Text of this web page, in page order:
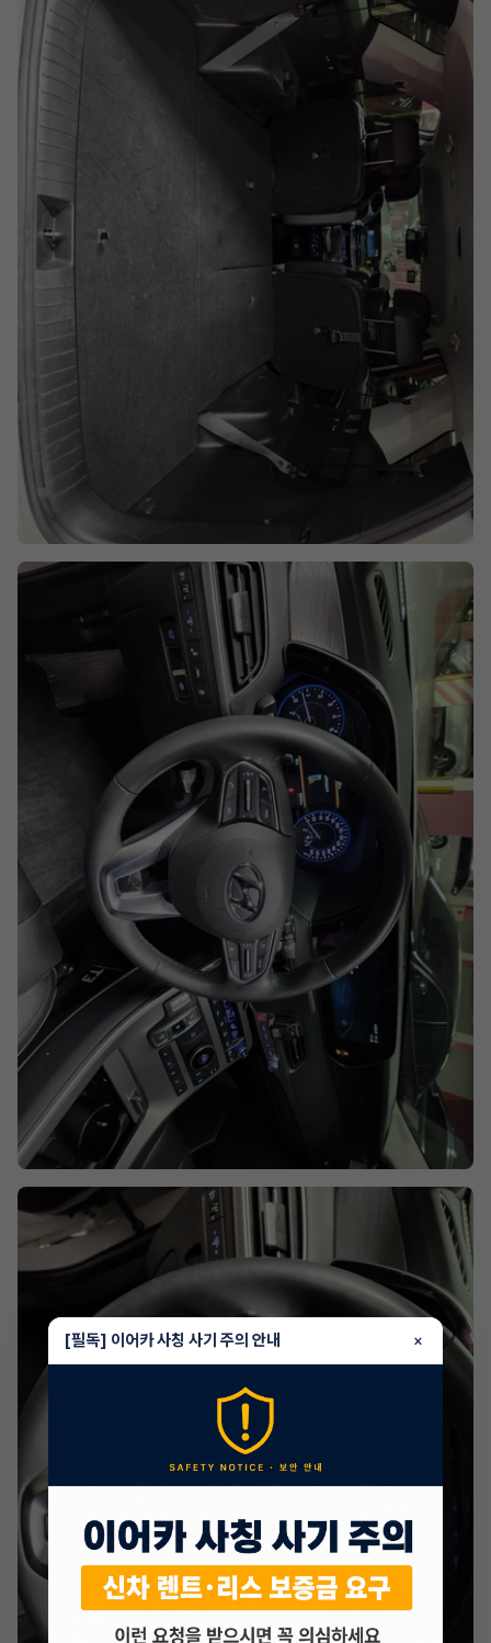
[필독] 이어카 사칭 사기 주의 안내 ×